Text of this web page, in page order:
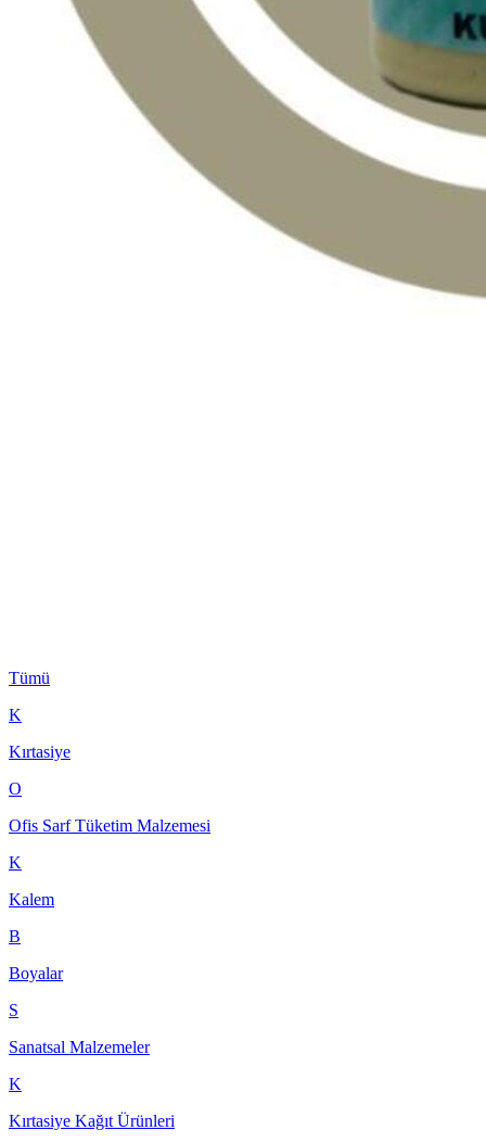
Tümü
K
Kırtasiye
O
Ofis Sarf Tüketim Malzemesi
K
Kalem
B
Boyalar
S
Sanatsal Malzemeler
K
Kırtasiye Kağıt Ürünleri